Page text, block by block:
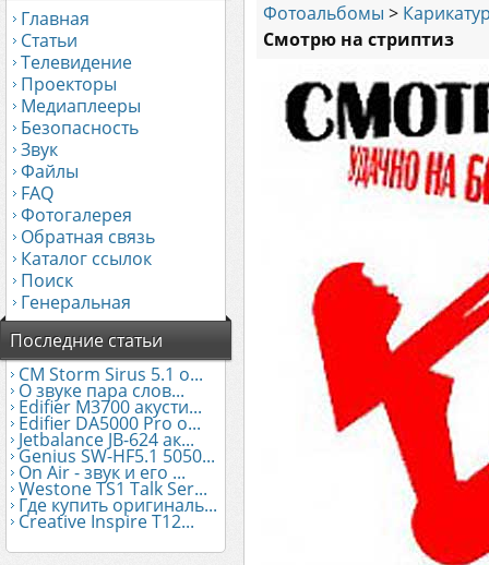
Главная
Статьи
Телевидение
Проекторы
Медиаплееры
Безопасность
Звук
Файлы
FAQ
Фотогалерея
Обратная связь
Каталог ссылок
Поиск
Генеральная
Последние статьи
CM Storm Sirus 5.1 о...
О звуке пара слов...
Edifier М3700 акусти...
Edifier DA5000 Pro о...
Jetbalance JB-624 ак...
Genius SW-HF5.1 5050...
On Air - звук и его ...
Westone TS1 Talk Ser...
Где купить оригиналь...
Creative Inspire T12...
Фотоальбомы >
Смотрю на стриптиз